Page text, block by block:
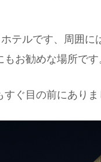
テルです、周囲に
お勧めな場所です
ぐ目の前にありま